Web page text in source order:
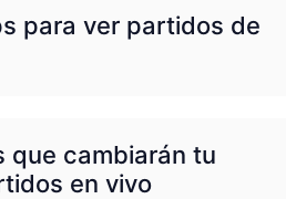
para ver partidos de
que cambiarán tu
en vivo